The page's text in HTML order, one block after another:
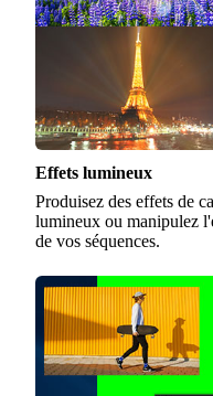
Effets lumineux
Produisez des effets de
lumineux ou manipulez
de vos séquences.